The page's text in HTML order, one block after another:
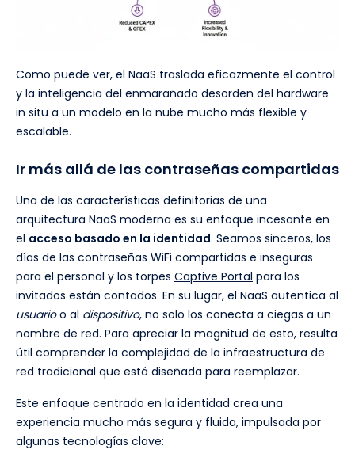
Como puede ver, el NaaS traslada eficazmente el control
y la inteligencia del enmarañado desorden del hardware
in situ a un modelo en la nube mucho más flexible y
escalable.
Ir más allá de las contraseñas compartidas
Una de las características definitorias de una
arquitectura NaaS moderna es su enfoque incesante en
el acceso basado en la identidad. Seamos sinceros, los
días de las contraseñas WiFi compartidas e inseguras
para el personal y los torpes Captive Portal para los
invitados están contados. En su lugar, el NaaS autentica al
usuarioo al dispositivo, no solo los conecta a ciegas a un
nombre de red. Para apreciar la magnitud de esto, resulta
útil comprender la complejidad de la infraestructura de
red tradicional que está diseñada para reemplazar.
Este enfoque centrado en la identidad crea una
experiencia mucho más segura y fluida, impulsada por
algunas tecnologías clave: